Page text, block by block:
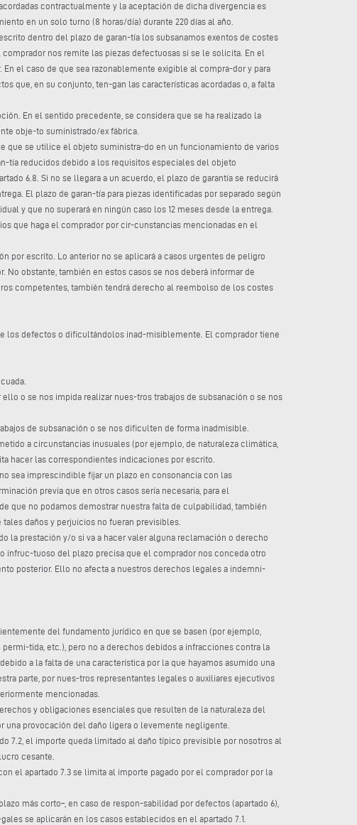
contractualmente y la aceptación de dicha divergencia es
en un solo turno (8 horas/día) durante 220 días al año.
dentro del plazo de garan-tía los subsanamos exentos de costes
nos remite las piezas defectuosas si se le solicita. En el
el caso de que sea razonablemente exigible al compra-dor y para
que, en su conjunto, ten-gan las características acordadas o, a falta
En el sentido precedente, se considera que se ha realizado la
obje-to suministrado/ex fábrica.
que se utilice el objeto suministra-do en un funcionamiento de varios
tía reducidos debido a los requisitos especiales del objeto
6.8. Si no se llegara a un acuerdo, el plazo de garantía se reducirá
El plazo de garan-tía para piezas identificadas por separado según
y que no superará en ningún caso los 12 meses desde la entrega.
que haga el comprador por cir-cunstancias mencionadas en el
por escrito. Lo anterior no se aplicará a casos urgentes de peligro
obstante, también en estos casos se nos deberá informar de
competentes, también tendrá derecho al reembolso de los costes
los defectos o dificultándolos inad-misiblemente. El comprador tiene
o se nos impida realizar nues-tros trabajos de subsanación o se nos
de subsanación o se nos dificulten de forma inadmisible.
a circunstancias inusuales (por ejemplo, de naturaleza climática,
hacer las correspondientes indicaciones por escrito.
sea imprescindible fijar un plazo en consonancia con las
previa que en otros casos sería necesaria, para el
que no podamos demostrar nuestra falta de culpabilidad, también
daños y perjuicios no fueran previsibles.
la prestación y/o si va a hacer valer alguna reclamación o derecho
tuoso del plazo precisa que el comprador nos conceda otro
posterior. Ello no afecta a nuestros derechos legales a indemni-
del fundamento jurídico en que se basen (por ejemplo,
tida, etc.), pero no a derechos debidos a infracciones contra la
a la falta de una característica por la que hayamos asumido una
parte, por nues-tros representantes legales o auxiliares ejecutivos
mencionadas.
y obligaciones esenciales que resulten de la naturaleza del
provocación del daño ligera o levemente negligente.
7.2, el importe queda limitado al daño típico previsible por nosotros al
cesante.
el apartado 7.3 se limita al importe pagado por el comprador por la
más corto–, en caso de respon-sabilidad por defectos (apartado 6),
se aplicarán en los casos establecidos en el apartado 7.1.